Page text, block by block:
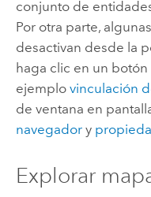
conjunto de
Por otra parte,
desactivan desde la
haga clic en un
ejemplo vinculación
de ventana en
navegadory
Explorar